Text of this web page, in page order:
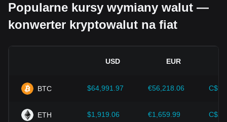
dotyczące kryptowalut mają bezpośredni wpływ na ich
akceptację, co z kolei determinuje ich wartość w stosunku
do tradycyjnych walut, takich jak dolar amerykański. Jasne i
rozwój kryptowalut i powodować spadek ich wartości.
Wskaźniki ekonomiczne:
kraju, w którym emitowana jest waluta fiat – takie jak stopy
gospodarczego – odgrywają kluczową rolę w określaniu
Popularne kursy wymiany walut —
konwerter kryptowalut na fiat
USD EUR
BTC $64,991.97 €56,218.06
ETH $1,919.06 €1,659.99